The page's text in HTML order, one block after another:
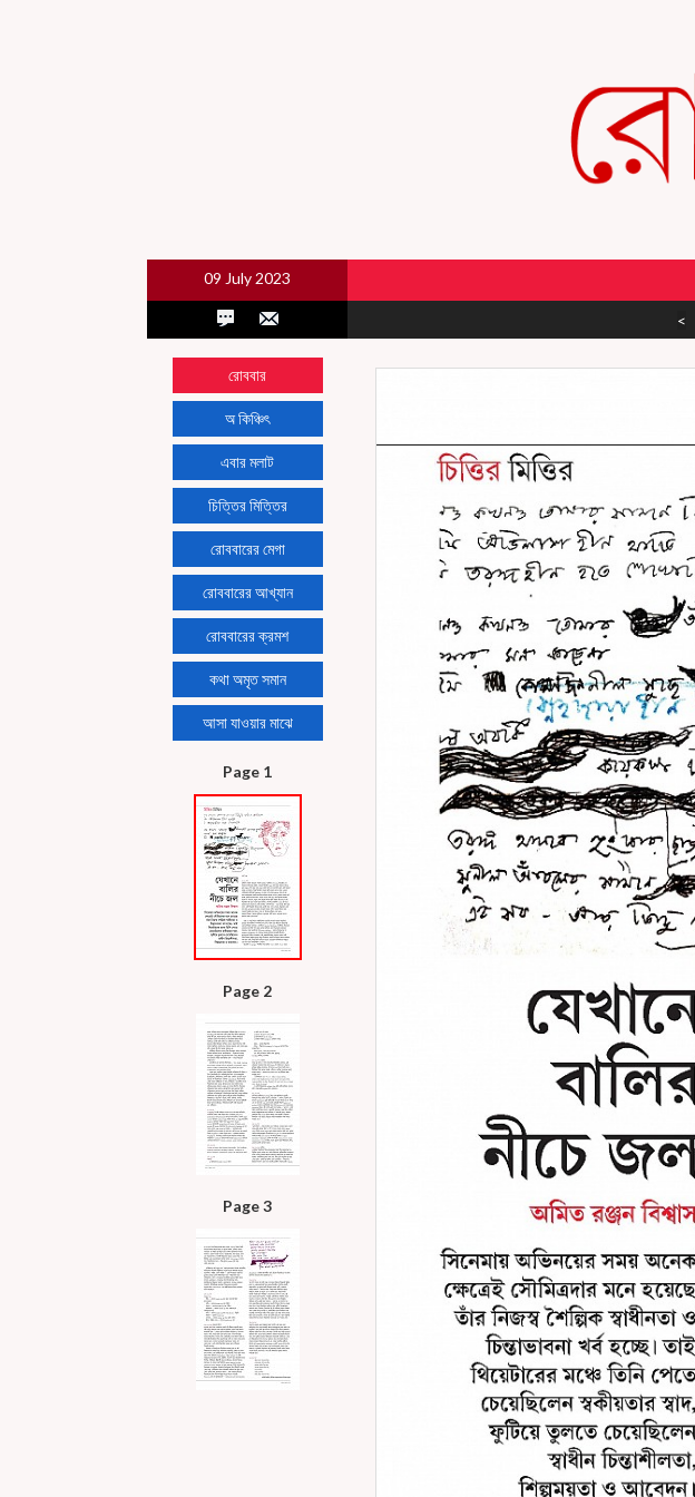
09 July 2023
<
রোববার
অ কিঞ্চিৎ
এবার মলাট
চিত্তির মিত্তির
রোববারের মেগা
রোববারের আখ্যান
রোববারের ক্রমশ
কথা অমৃত সমান
আসা যাওয়ার মাঝে
Page 1
Page 2
Page 3